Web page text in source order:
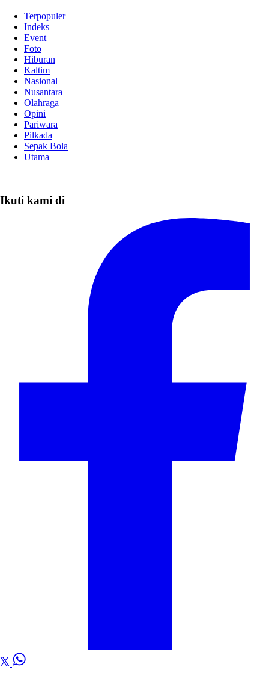
Terpopuler
Indeks
Event
Foto
Hiburan
Kaltim
Nasional
Nusantara
Olahraga
Opini
Pariwara
Pilkada
Sepak Bola
Utama
Ikuti kami di